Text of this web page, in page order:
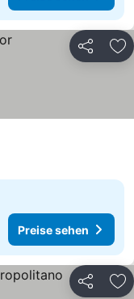
Teilen
sehen
Preise sehen
Teilen